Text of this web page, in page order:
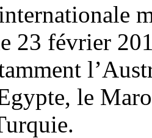
23 février
le